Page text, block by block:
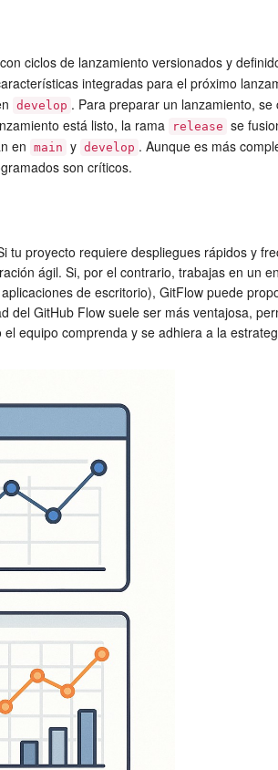
ciclos de lanzamiento versionados y
integradas para el próximo
develop . Para preparar un lanzamiento,
está listo, la rama release se
en main y develop . Aunque es más
son críticos.
proyecto requiere despliegues rápidos y
ágil. Si, por el contrario, trabajas en un
de escritorio), GitFlow puede
GitHub Flow suele ser más ventajosa,
equipo comprenda y se adhiera a la